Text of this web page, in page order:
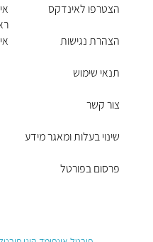
הצטרפו לאינדקס
הצהרת נגישות
תנאי שימוש
צור קשר
שינוי בעלות ומאגר מידע
פרסום בפורטל